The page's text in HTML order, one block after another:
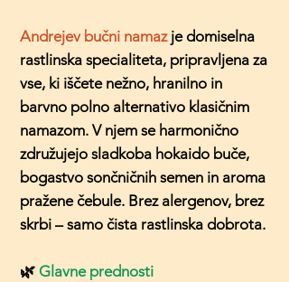
Andrejev bučni namaz je domiselna
rastlinska specialiteta, pripravljena za
vse, ki iščete nežno, hranilno in
barvno polno alternativo klasičnim
namazom. V njem se harmonično
združujejo sladkoba hokaido buče,
bogastvo sončničnih semen in aroma
pražene čebule. Brez alergenov, brez
skrbi – samo čista rastlinska dobrota.
🌿 Glavne prednosti